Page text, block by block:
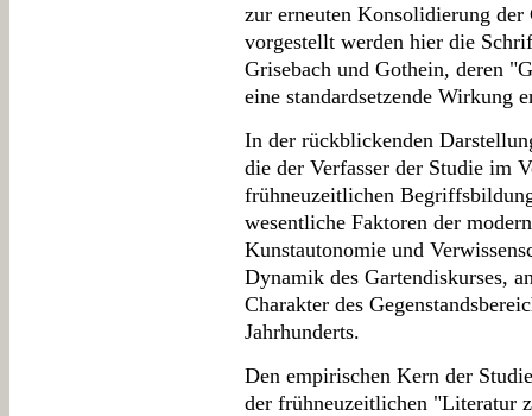
zur erneuten Konsolidierung
vorgestellt werden hier die
Grisebach und Gothein, deren
eine standardsetzende Wirkung
In der rückblickenden
die der Verfasser der Studie im
frühneuzeitlichen
wesentliche Faktoren der
Kunstautonomie und
Dynamik des Gartendiskurses,
Charakter des
Jahrhunderts.
Den empirischen Kern der
der frühneuzeitlichen "Literatur